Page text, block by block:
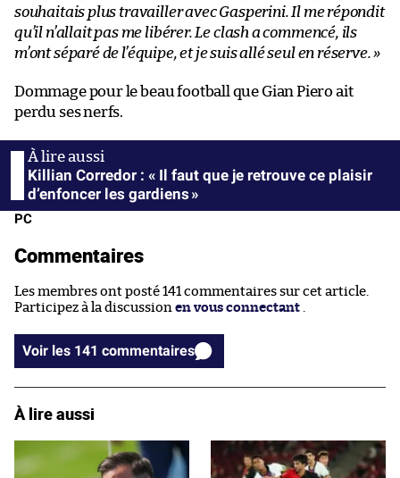
souhaitais plus travailler avec Gasperini. Il me répondit
qu’il n’allait pas me libérer. Le clash a commencé, ils
m’ont séparé de l’équipe, et je suis allé seul en réserve. »
Dommage pour le beau football que Gian Piero ait
perdu ses nerfs.
Killian Corredor : « Il faut que je retrouve ce plaisir
d’enfoncer les gardiens »
PC
Commentaires
Les membres ont posté 141 commentaires sur cet article.
Participez à la discussion en vous connectant
Voir les 141 commentaires
À lire aussi